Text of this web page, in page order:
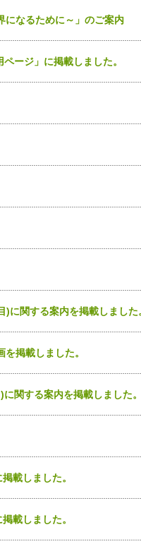
なるために～」のご案内
ージ」に掲載しました。
に関する案内を掲載しました
掲載しました。
関する案内を掲載しました
載しました。
載しました。